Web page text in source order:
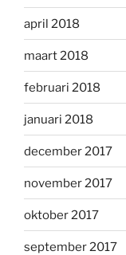
april 2018
maart 2018
februari 2018
januari 2018
december 2017
november 2017
oktober 2017
september 2017